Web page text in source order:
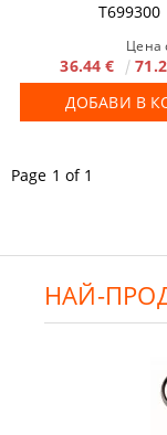
T699300
Цена
36.44 €
ДОБАВИ В
Page 1 of 1
НАЙ-